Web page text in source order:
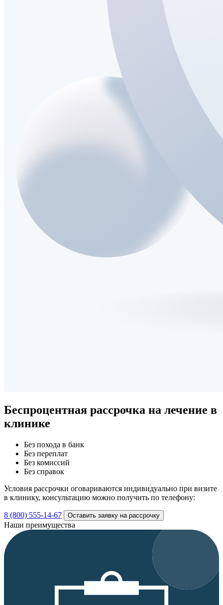
Беспроцентная рассрочка на лечение в
клинике
Без похода в банк
Без переплат
Без комиссий
Без справок
Условия рассрочки оговариваются индивидуально при визите
в клинику, консультацию можно получить по телефону:
8 (800) 555-14-67 Оставить заявку на рассрочку
Наши преимущества